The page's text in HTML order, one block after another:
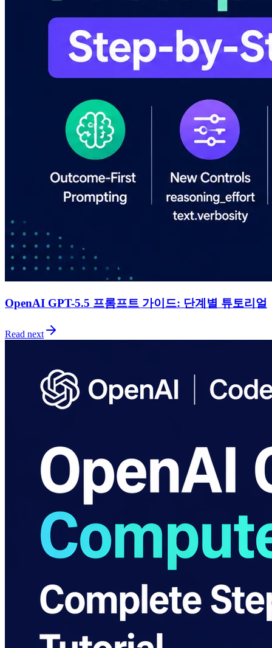
OpenAI GPT-5.5 프롬프트 가이드: 단계별 튜토리얼
Read next